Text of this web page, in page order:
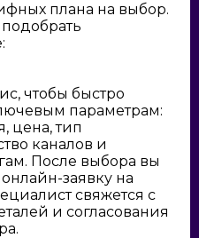
плана на выбор.
чтобы быстро
параметрам:
цена, тип
каналов и
После выбора вы
заявку на
свяжется с
и согласования